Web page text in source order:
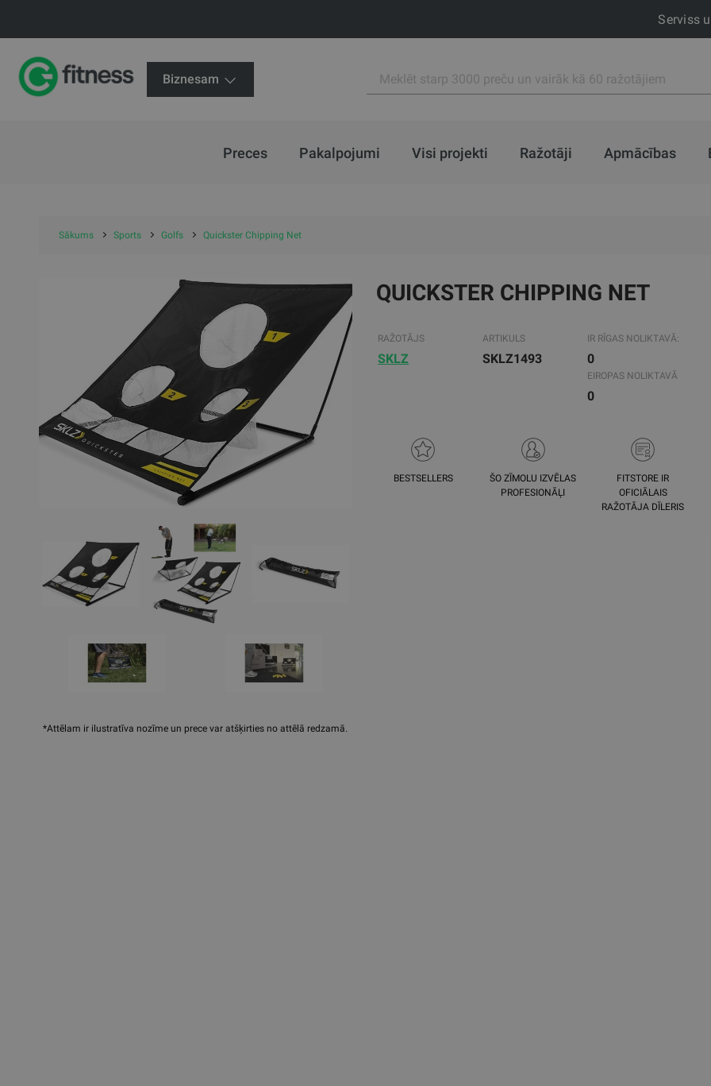
Serviss
Biznesam
Preces Pakalpojumi Visi projekti Ražotāji Apmācības
Sākums Sports Golfs Quickster Chipping Net
*Attēlam ir ilustratīva nozīme un prece var atšķirties no attēlā redzamā.
QUICKSTER CHIPPING NET
RAŽOTĀJS
SKLZ
ARTIKULS
SKLZ1493
IR RĪGAS NOLIKTAVĀ:
0
EIROPAS NOLIKTAVĀ
0
BESTSELLERS
ŠO ZĪMOLU IZVĒLAS
PROFESIONĀĻI
FITSTORE IR
OFICIĀLAIS
RAŽOTĀJA DĪLERIS